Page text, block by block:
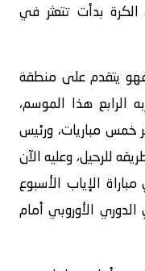
بدأت تتعثر في
يتقدم على منطقة
الرابع هذا الموسم،
خمس مباريات، ورئيس
للرحيل، وعليه الآن
الإياب الأسبوع
الأوروبي أمام